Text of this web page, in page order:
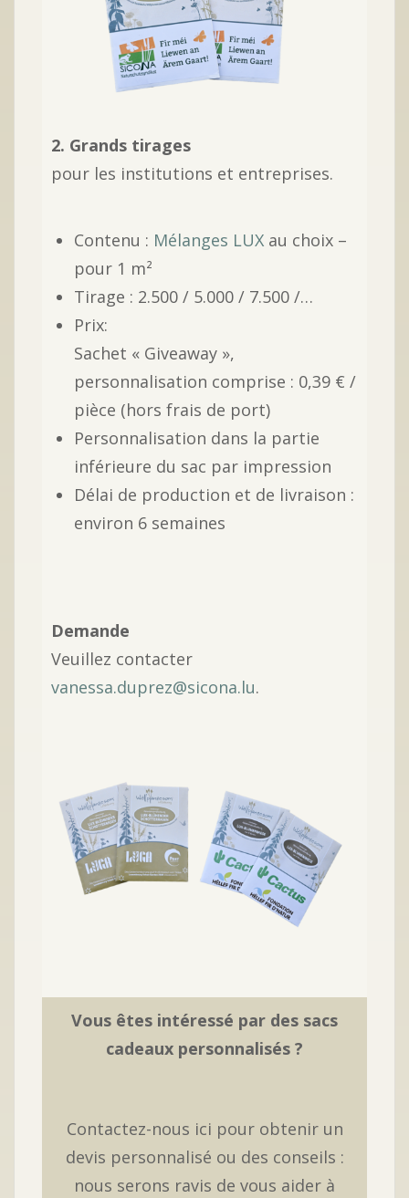
2. Grands tirages
pour les institutions et entreprises.
Contenu : Mélanges LUX au choix –
pour 1 m²
Tirage : 2.500 / 5.000 / 7.500 /…
Prix:
Sachet « Giveaway »,
personnalisation comprise : 0,39 € /
pièce (hors frais de port)
Personnalisation dans la partie
inférieure du sac par impression
Délai de production et de livraison :
environ 6 semaines
Demande
Veuillez contacter
vanessa.duprez@sicona.lu.
Vous êtes intéressé par des sacs
cadeaux personnalisés ?
Contactez-nous ici pour obtenir un
devis personnalisé ou des conseils :
nous serons ravis de vous aider à